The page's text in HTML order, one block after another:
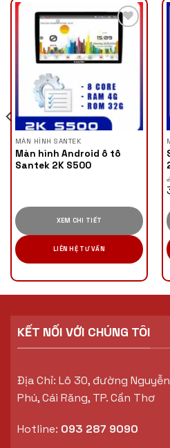
MÀN HÌNH SANTEK
Màn hình Android ô tô
Santek 2K S500
XEM CHI TIẾT
LIÊN HỆ TƯ VẤN
KẾT NỐI VỚI CHÚNG TÔI
Địa Chỉ: Lô 30, đường
Phú, Cái Răng, TP. Cần Thơ
Hotline: 093 287 9090